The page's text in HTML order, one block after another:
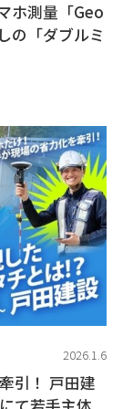
ホ測量「Geo
の「ダブルミ
2026.1.6
引！ 戸田建